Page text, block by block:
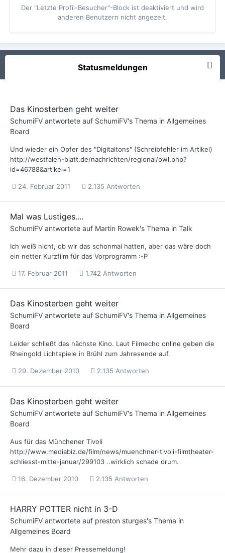
Der "Letzte Profil-Besucher"-Block ist deaktiviert und wird
anderen Benutzern nicht angezeit.
Statusmeldungen
Das Kinosterben geht weiter
SchumiFV antwortete auf SchumiFV's Thema in Allgemeines
Board
Und wieder ein Opfer des "Digitaltons" (Schreibfehler im Artikel)
http://westfalen-blatt.de/nachrichten/regional/owl.php?
id=46788&artikel=1
24. Februar 2011 2.135 Antworten
Mal was Lustiges....
SchumiFV antwortete auf Martin Rowek's Thema in Talk
Ich weiß nicht, ob wir das schonmal hatten, aber das wäre doch
ein netter Kurzfilm für das Vorprogramm :-P
17. Februar 2011 1.742 Antworten
Das Kinosterben geht weiter
SchumiFV antwortete auf SchumiFV's Thema in Allgemeines
Board
Leider schließt das nächste Kino. Laut Filmecho online geben die
Rheingold Lichtspiele in Brühl zum Jahresende auf.
29. Dezember 2010 2.135 Antworten
Das Kinosterben geht weiter
SchumiFV antwortete auf SchumiFV's Thema in Allgemeines
Board
Aus für das Münchener Tivoli
http://www.mediabiz.de/film/news/muenchner-tivoli-filmtheater-
schliesst-mitte-januar/299103 ..wirklich schade drum.
16. Dezember 2010 2.135 Antworten
HARRY POTTER nicht in 3-D
SchumiFV antwortete auf preston sturges's Thema in
Allgemeines Board
Mehr dazu in dieser Pressemeldung!